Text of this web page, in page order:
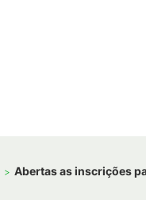
Abertas as inscrições